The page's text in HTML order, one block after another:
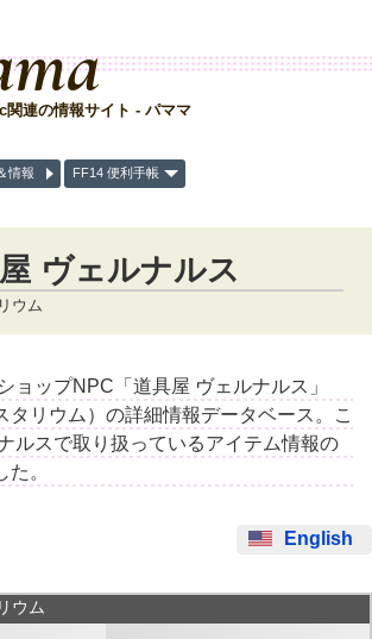
関連の情報サイト - パママ
情報 FF14 便利手帳
ヴェルナルス
ウム
ョップNPC「道具屋 ヴェルナルス」
タリウム）の詳細情報データベース。こ
ルスで取り扱っているアイテム情報の
。
English
ウム